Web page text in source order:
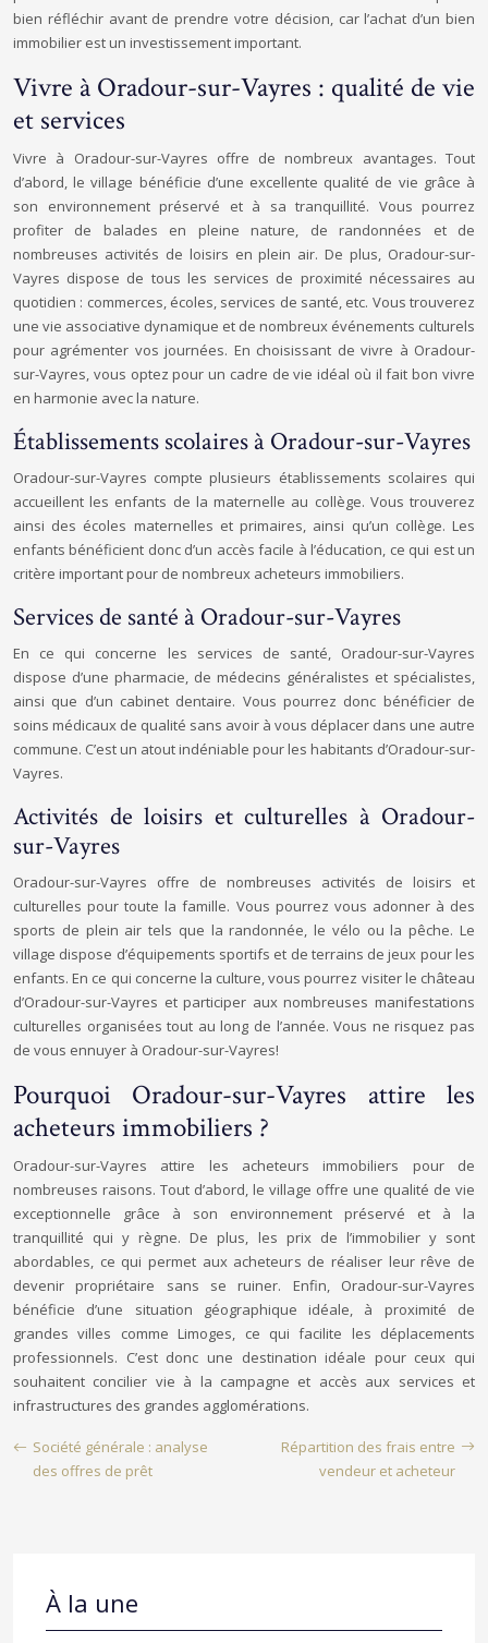
bien réfléchir avant de prendre votre décision, car l’achat d’un bien
immobilier est un investissement important.
Vivre à Oradour-sur-Vayres : qualité de vie
et services
Vivre à Oradour-sur-Vayres offre de nombreux avantages. Tout
d’abord, le village bénéficie d’une excellente qualité de vie grâce à
son environnement préservé et à sa tranquillité. Vous pourrez
profiter de balades en pleine nature, de randonnées et de
nombreuses activités de loisirs en plein air. De plus, Oradour-sur-
Vayres dispose de tous les services de proximité nécessaires au
quotidien : commerces, écoles, services de santé, etc. Vous trouverez
une vie associative dynamique et de nombreux événements culturels
pour agrémenter vos journées. En choisissant de vivre à Oradour-
sur-Vayres, vous optez pour un cadre de vie idéal où il fait bon vivre
en harmonie avec la nature.
Établissements scolaires à Oradour-sur-Vayres
Oradour-sur-Vayres compte plusieurs établissements scolaires qui
accueillent les enfants de la maternelle au collège. Vous trouverez
ainsi des écoles maternelles et primaires, ainsi qu’un collège. Les
enfants bénéficient donc d’un accès facile à l’éducation, ce qui est un
critère important pour de nombreux acheteurs immobiliers.
Services de santé à Oradour-sur-Vayres
En ce qui concerne les services de santé, Oradour-sur-Vayres
dispose d’une pharmacie, de médecins généralistes et spécialistes,
ainsi que d’un cabinet dentaire. Vous pourrez donc bénéficier de
soins médicaux de qualité sans avoir à vous déplacer dans une autre
commune. C’est un atout indéniable pour les habitants d’Oradour-sur-
Vayres.
Activités de loisirs et culturelles à Oradour-
sur-Vayres
Oradour-sur-Vayres offre de nombreuses activités de loisirs et
culturelles pour toute la famille. Vous pourrez vous adonner à des
sports de plein air tels que la randonnée, le vélo ou la pêche. Le
village dispose d’équipements sportifs et de terrains de jeux pour les
enfants. En ce qui concerne la culture, vous pourrez visiter le château
d’Oradour-sur-Vayres et participer aux nombreuses manifestations
culturelles organisées tout au long de l’année. Vous ne risquez pas
de vous ennuyer à Oradour-sur-Vayres!
Pourquoi Oradour-sur-Vayres attire les
acheteurs immobiliers ?
Oradour-sur-Vayres attire les acheteurs immobiliers pour de
nombreuses raisons. Tout d’abord, le village offre une qualité de vie
exceptionnelle grâce à son environnement préservé et à la
tranquillité qui y règne. De plus, les prix de l’immobilier y sont
abordables, ce qui permet aux acheteurs de réaliser leur rêve de
devenir propriétaire sans se ruiner. Enfin, Oradour-sur-Vayres
bénéficie d’une situation géographique idéale, à proximité de
grandes villes comme Limoges, ce qui facilite les déplacements
professionnels. C’est donc une destination idéale pour ceux qui
souhaitent concilier vie à la campagne et accès aux services et
infrastructures des grandes agglomérations.
Société générale : analyse
des offres de prêt
Répartition des frais entre
vendeur et acheteur
À la une